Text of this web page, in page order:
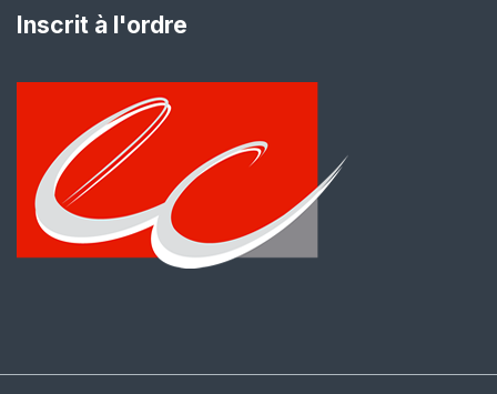
Inscrit à l'ordre